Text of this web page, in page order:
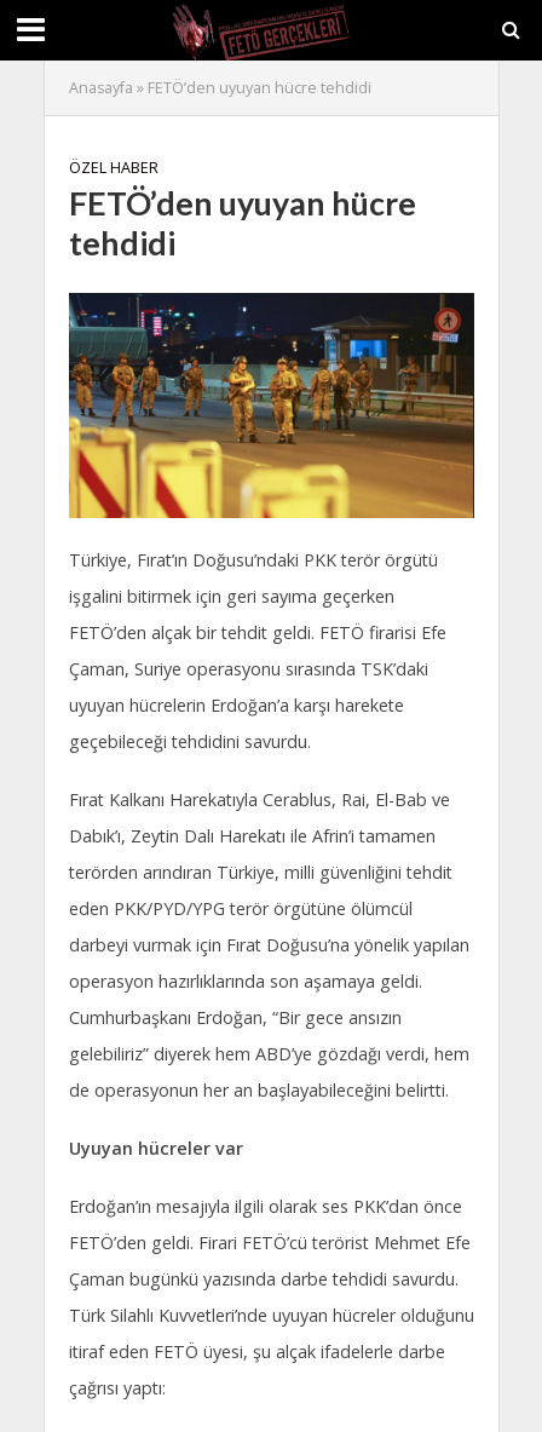
Anasayfa » FETÖ’den uyuyan hücre tehdidi
ÖZEL HABER
FETÖ’den uyuyan hücre
tehdidi
Türkiye, Fırat’ın Doğusu’ndaki PKK terör örgütü
işgalini bitirmek için geri sayıma geçerken
FETÖ’den alçak bir tehdit geldi. FETÖ firarisi Efe
Çaman, Suriye operasyonu sırasında TSK’daki
uyuyan hücrelerin Erdoğan’a karşı harekete
geçebileceği tehdidini savurdu.
Fırat Kalkanı Harekatıyla Cerablus, Rai, El-Bab ve
Dabık’ı, Zeytin Dalı Harekatı ile Afrin’i tamamen
terörden arındıran Türkiye, milli güvenliğini tehdit
eden PKK/PYD/YPG terör örgütüne ölümcül
darbeyi vurmak için Fırat Doğusu’na yönelik yapılan
operasyon hazırlıklarında son aşamaya geldi.
Cumhurbaşkanı Erdoğan, “Bir gece ansızın
gelebiliriz” diyerek hem ABD’ye gözdağı verdi, hem
de operasyonun her an başlayabileceğini belirtti.
Uyuyan hücreler var
Erdoğan’ın mesajıyla ilgili olarak ses PKK’dan önce
FETÖ’den geldi. Firari FETÖ’cü terörist Mehmet Efe
Çaman bugünkü yazısında darbe tehdidi savurdu.
Türk Silahlı Kuvvetleri’nde uyuyan hücreler olduğunu
itiraf eden FETÖ üyesi, şu alçak ifadelerle darbe
çağrısı yaptı: